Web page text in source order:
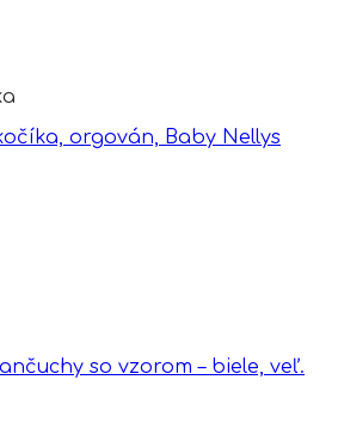
orgován, Baby Nellys
so vzorom – biele, veľ.